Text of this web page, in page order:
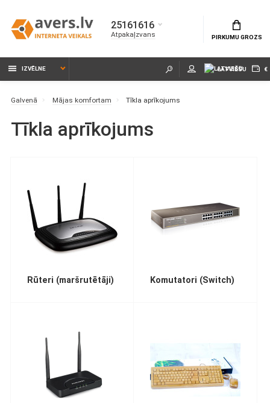
25161616
Atpakaļzvans PIRKUMU GROZS
IZVĒLNE LATVIEŠU €
Galvenā Mājas komfortam Tīkla aprīkojums
Tīkla aprīkojums
Rūteri (maršrutētāji) Komutatori (Switch)